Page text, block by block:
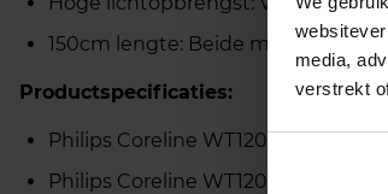
media,
verstrekt
150cm lengte: Beide modellen
Productspecificaties:
Philips Coreline WT120C G2 60W:
Philips Coreline WT120C G2 44W: